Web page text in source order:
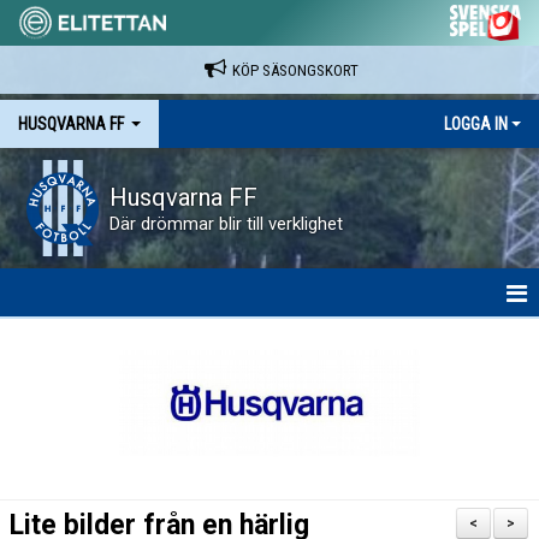
KÖP SÄSONGSKORT
HUSQVARNA FF LOGGA IN
Husqvarna FF
Där drömmar blir till verklighet
>
<
Lite bilder från en härlig